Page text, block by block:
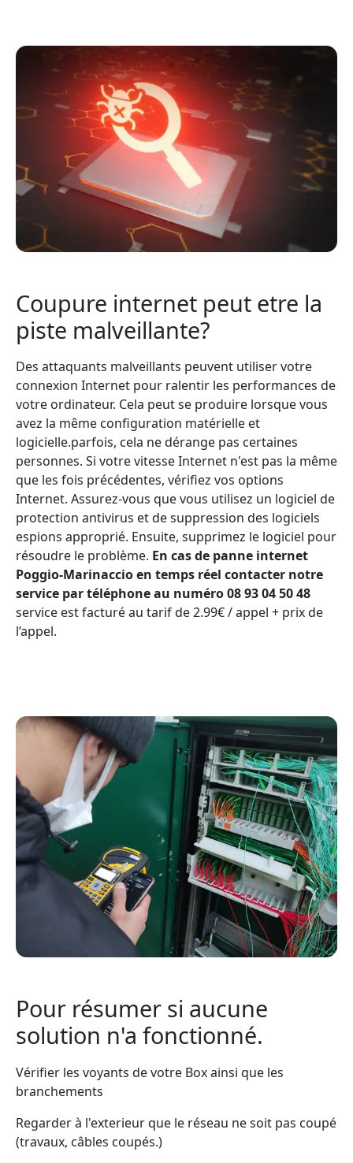
Coupure internet peut etre la
piste malveillante?
Des attaquants malveillants peuvent utiliser votre
connexion Internet pour ralentir les performances de
votre ordinateur. Cela peut se produire lorsque vous
avez la même configuration matérielle et
logicielle.parfois, cela ne dérange pas certaines
personnes. Si votre vitesse Internet n'est pas la même
que les fois précédentes, vérifiez vos options
Internet. Assurez-vous que vous utilisez un logiciel de
protection antivirus et de suppression des logiciels
espions approprié. Ensuite, supprimez le logiciel pour
résoudre le problème. En cas de panne internet
Poggio-Marinaccio en temps réel contacter notre
service par téléphone au numéro 08 93 04 50 48
service est facturé au tarif de 2.99€ / appel + prix de
l’appel.
Pour résumer si aucune
solution n'a fonctionné.
Vérifier les voyants de votre Box ainsi que les
branchements
Regarder à l'exterieur que le réseau ne soit pas coupé
(travaux, câbles coupés.)